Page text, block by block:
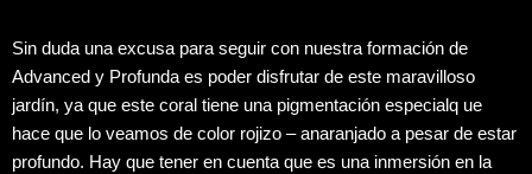
Sin duda una excusa para seguir con nuestra formación de
Advanced y Profunda es poder disfrutar de este maravilloso
jardín, ya que este coral tiene una pigmentación especialq ue
hace que lo veamos de color rojizo – anaranjado a pesar de estar
profundo. Hay que tener en cuenta que es una inmersión en la